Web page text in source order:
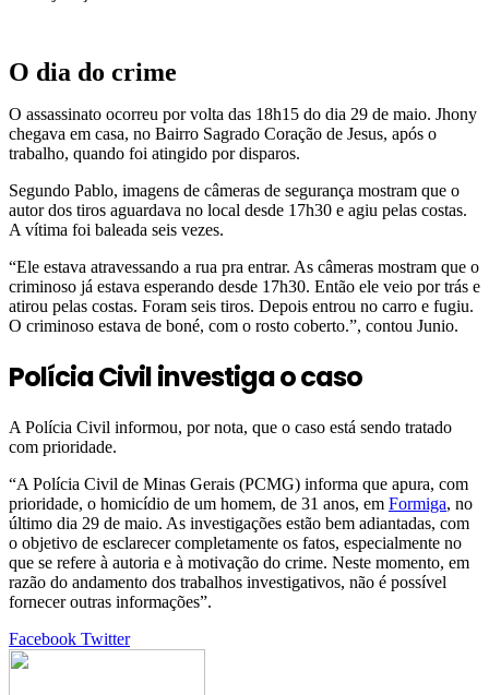
O dia do crime
O assassinato ocorreu por volta das 18h15 do dia 29 de maio. Jhony
chegava em casa, no Bairro Sagrado Coração de Jesus, após o
trabalho, quando foi atingido por disparos.
Segundo Pablo, imagens de câmeras de segurança mostram que o
autor dos tiros aguardava no local desde 17h30 e agiu pelas costas.
A vítima foi baleada seis vezes.
“Ele estava atravessando a rua pra entrar. As câmeras mostram que o
criminoso já estava esperando desde 17h30. Então ele veio por trás e
atirou pelas costas. Foram seis tiros. Depois entrou no carro e fugiu.
O criminoso estava de boné, com o rosto coberto.”, contou Junio.
Polícia Civil investiga o caso
A Polícia Civil informou, por nota, que o caso está sendo tratado
com prioridade.
“A Polícia Civil de Minas Gerais (PCMG) informa que apura, com
prioridade, o homicídio de um homem, de 31 anos, em Formiga, no
último dia 29 de maio. As investigações estão bem adiantadas, com
o objetivo de esclarecer completamente os fatos, especialmente no
que se refere à autoria e à motivação do crime. Neste momento, em
razão do andamento dos trabalhos investigativos, não é possível
fornecer outras informações”.
Facebook TwitterGoogle+
LinkedIn
StumbleUpon
Tumblr
Pinterest
Reddit
VKontakte
Share
Print